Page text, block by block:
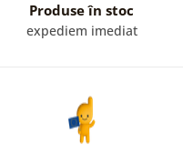
Produse în stoc
expediem imediat